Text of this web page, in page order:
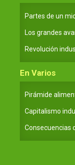
Partes de un
Los grandes
Revolución
En Varios
Pirámide
Capitalismo
Consecuencias